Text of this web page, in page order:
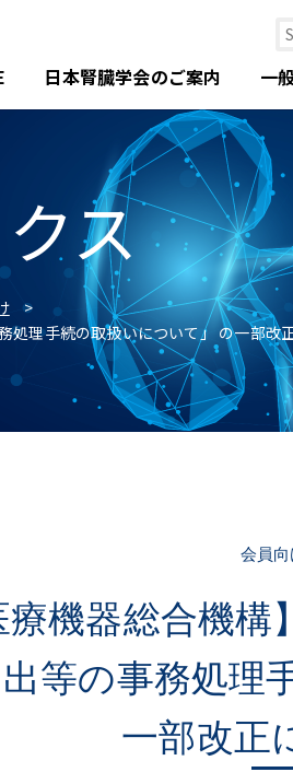
日本腎臓学会のご案内 一
ス
処理手続の取扱いについて」 の一部改
会員向
療機器総合機
等の事務処理
一部改正